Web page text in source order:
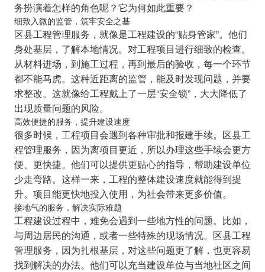
务扮演着怎样的角色呢？它为何如此重要？
细致入微的监管，筑牢安全之基
区县工程管理服务，就像是工程建设的“贴身管家”。他们
身处基层，了解本地情况。对工程项目进行细致的检查。
从材料进场，到施工过程，再到最后的验收，每一个环节
都不能马虎。这种近距离的监管，能及时发现问题，并要
求整改。这就像给工程戴上了一层“安全锁”，大大降低了
出现质量问题的风险。
高效便捷的服务，提升建设速度
很多时候，工程项目会遇到各种审批和报建手续。区县工
程管理服务，因为离项目更近，所以办理这些手续会更方
便、更快捷。他们可以提供更贴心的指导，帮助建设单位
少走弯路。这样一来，工程的整体建设速度就能得到提
升。项目能更快地投入使用，为社会带来更多价值。
接地气的服务，解决实际难题
工程建设过程中，难免会遇到一些地方性的问题。比如，
与周边居民的沟通，或者一些特殊的现场情况。区县工程
管理服务，因为扎根基层，对这些问题更了解，也更容易
找到解决的办法。他们可以充当建设单位与当地社区之间